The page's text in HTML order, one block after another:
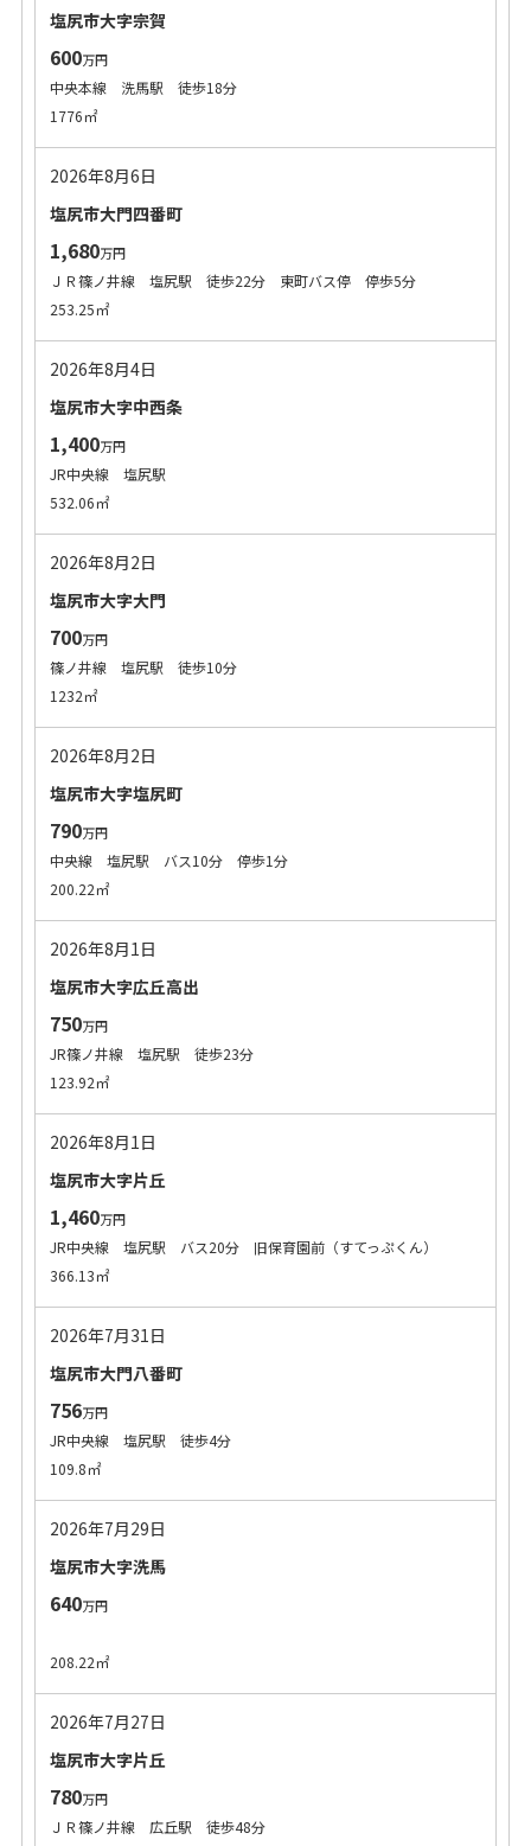
塩尻市大字宗賀
600万円
中央本線 洗馬駅 徒歩18分
1776㎡
2026年8月6日
塩尻市大門四番町
1,680万円
ＪＲ篠ノ井線 塩尻駅 徒歩22分 東町バス停 停歩5分
253.25㎡
2026年8月4日
塩尻市大字中西条
1,400万円
JR中央線 塩尻駅
532.06㎡
2026年8月2日
塩尻市大字大門
700万円
篠ノ井線 塩尻駅 徒歩10分
1232㎡
2026年8月2日
塩尻市大字塩尻町
790万円
中央線 塩尻駅 バス10分 停歩1分
200.22㎡
2026年8月1日
塩尻市大字広丘高出
750万円
JR篠ノ井線 塩尻駅 徒歩23分
123.92㎡
2026年8月1日
塩尻市大字片丘
1,460万円
JR中央線 塩尻駅 バス20分 旧保育園前（すてっぷくん）
366.13㎡
2026年7月31日
塩尻市大門八番町
756万円
JR中央線 塩尻駅 徒歩4分
109.8㎡
2026年7月29日
塩尻市大字洗馬
640万円
208.22㎡
2026年7月27日
塩尻市大字片丘
780万円
ＪＲ篠ノ井線 広丘駅 徒歩48分